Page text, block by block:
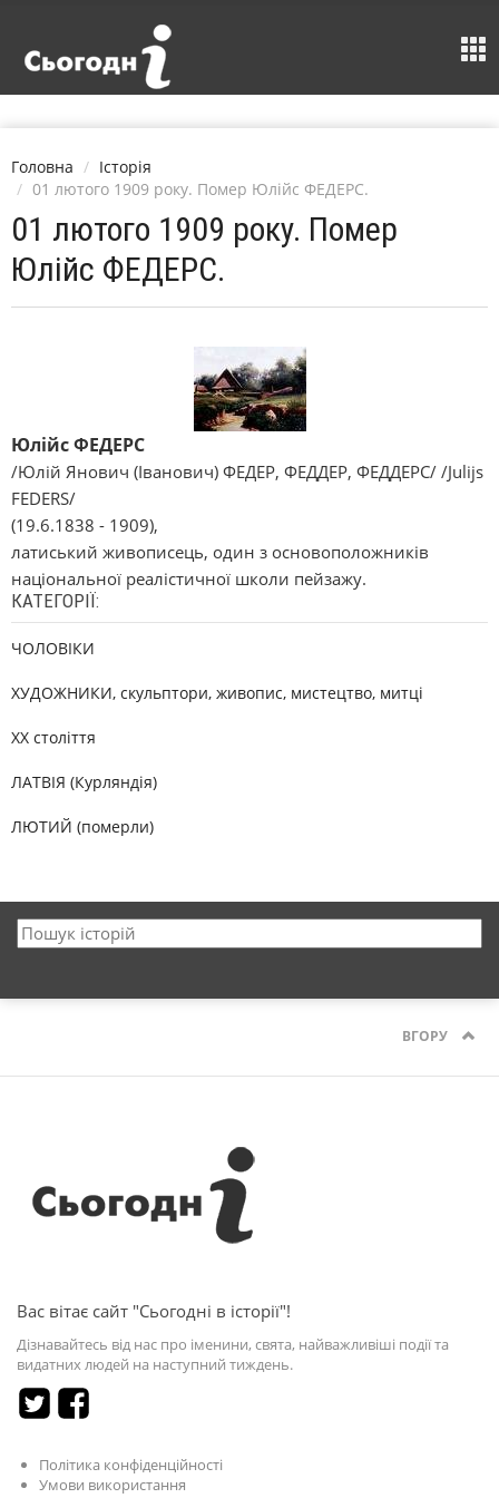
Головна
Історія
01 лютого 1909 року. Помер Юлійс ФЕДЕРС.
01 лютого 1909 року. Помер
Юлійс ФЕДЕРС.
Юлійс ФЕДЕРС
/Юлій Янович (Іванович) ФЕДЕР, ФЕДДЕР, ФЕДДЕРС/ /Julijs
FEDERS/
(19.6.1838 - 1909),
латиський живописець, один з основоположників
національної реалістичної школи пейзажу.
КАТЕГОРІЇ:
ЧОЛОВІКИ
ХУДОЖНИКИ, скульптори, живопис, мистецтво, митці
XX століття
ЛАТВІЯ (Курляндія)
ЛЮТИЙ (померли)
ВГОРУ
Вас вітає сайт "Сьогодні в історії"!
Дізнавайтесь від нас про іменини, свята, найважливіші події та
видатних людей на наступний тиждень.
Політика конфіденційності
Умови використання